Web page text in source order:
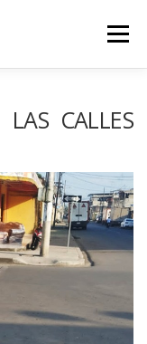
Menú
CALLES